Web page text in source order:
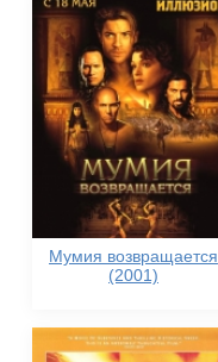
Мумия возвращается
(2001)